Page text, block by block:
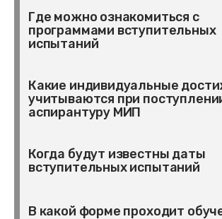
предусмотрена. У нас есть
право ведения
деятельности по программам
Нет
Где можно ознакомиться с
программами вступительных
испытаний
Здесь
Какие индивидуальные
учитываются при
аспирантуру МИП
Перечень индивидуальных
порядок их учета можно
Когда будут известны даты
вступительных испытаний
За 14 дней до начала
В какой форме проходит